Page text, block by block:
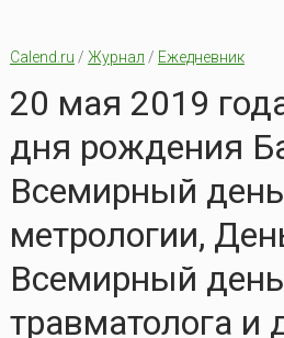
Calend.ru / Журнал / Ежедневник
20 мая 2019
дня рождения
Всемирный день
метрологии,
Всемирный день
травматолога и